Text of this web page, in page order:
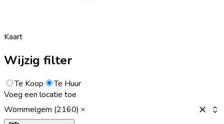
Kaart
Wijzig filter
Te Koop
Te Huur
Voeg een locatie toe
Wommelgem (2160)